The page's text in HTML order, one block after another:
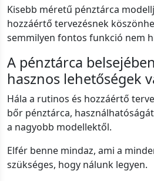
Kisebb méretű pénztárca
hozzáértő tervezésnek
semmilyen fontos funkció nem
A pénztárca
hasznos lehetőségek
Hála a rutinos és hozzáértő
bőr pénztárca,
a nagyobb modellektől.
Elfér benne mindaz, ami a
szükséges, hogy nálunk legyen.